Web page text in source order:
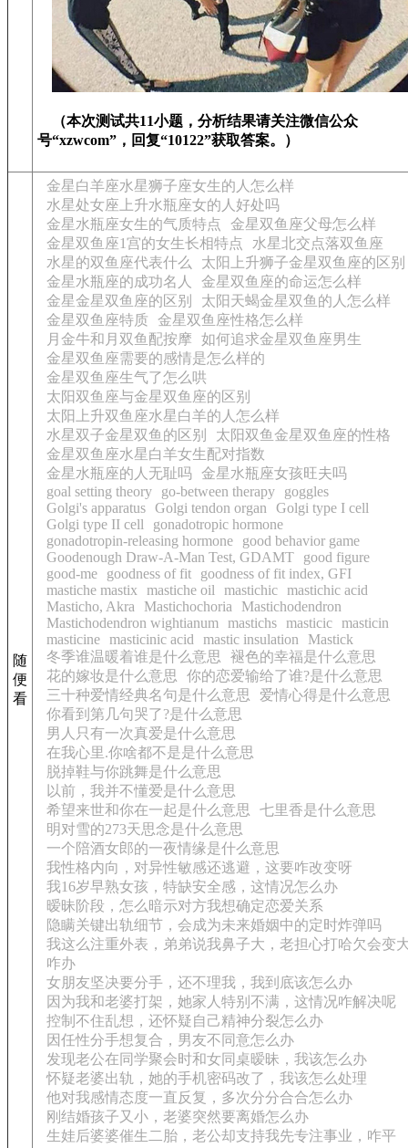
（本次测试共11小题，分析结果请关注微信公众
号“xzwcom”，回复“10122”获取答案。）
随
便
看
金星白羊座水星狮子座女生的人怎么样
水星处女座上升水瓶座女的人好处吗
金星水瓶座女生的气质特点
金星双鱼座父母怎么样
金星双鱼座1宫的女生长相特点
水星北交点落双鱼座
水星的双鱼座代表什么
太阳上升狮子金星双鱼座的区别
金星水瓶座的成功名人
金星双鱼座的命运怎么样
金星金星双鱼座的区别
太阳天蝎金星双鱼的人怎么样
金星双鱼座特质
金星双鱼座性格怎么样
月金牛和月双鱼配按摩
如何追求金星双鱼座男生
金星双鱼座需要的感情是怎么样的
金星双鱼座生气了怎么哄
太阳双鱼座与金星双鱼座的区别
太阳上升双鱼座水星白羊的人怎么样
水星双子金星双鱼的区别
太阳双鱼金星双鱼座的性格
金星双鱼座水星白羊女生配对指数
金星水瓶座的人无耻吗
金星水瓶座女孩旺夫吗
goal setting theory
go-between therapy
goggles
Golgi's apparatus Golgi tendon organ
Golgi type I cell
Golgi type II cell
gonadotropic hormone
gonadotropin-releasing hormone
good behavior game
Goodenough Draw-A-Man Test, GDAMT
good figure
good-me
goodness of fit
goodness of fit index, GFI
mastiche mastix
mastiche oil mastichic mastichic acid
Masticho, Akra
Mastichochoria
Mastichodendron
Mastichodendron wightianum
mastichs masticic masticin
masticine masticinic acid mastic insulation
Mastick
冬季谁温暖着谁是什么意思
褪色的幸福是什么意思
花的嫁妆是什么意思
你的恋爱输给了谁?是什么意思
三十种爱情经典名句是什么意思
爱情心得是什么意思
你看到第几句哭了?是什么意思
男人只有一次真爱是什么意思
在我心里.你啥都不是是什么意思
脱掉鞋与你跳舞是什么意思
以前，我并不懂爱是什么意思
希望来世和你在一起是什么意思
七里香是什么意思
明对雪的273天思念是什么意思
一个陪酒女郎的一夜情缘是什么意思
我性格内向，对异性敏感还逃避，这要咋改变呀
我16岁早熟女孩，特缺安全感，这情况怎么办
暧昧阶段，怎么暗示对方我想确定恋爱关系
隐瞒关键出轨细节，会成为未来婚姻中的定时炸弹吗
我这么注重外表，弟弟说我鼻子大，老担心打哈欠会变
咋办
女朋友坚决要分手，还不理我，我到底该怎么办
因为我和老婆打架，她家人特别不满，这情况咋解决呢
控制不住乱想，还怀疑自己精神分裂怎么办
因任性分手想复合，男友不同意怎么办
发现老公在同学聚会时和女同桌暧昧，我该怎么办
怀疑老婆出轨，她的手机密码改了，我该怎么处理
他对我感情态度一直反复，多次分分合合怎么办
刚结婚孩子又小，老婆突然要离婚怎么办
生娃后婆婆催生二胎，老公却支持我先专注事业，咋平